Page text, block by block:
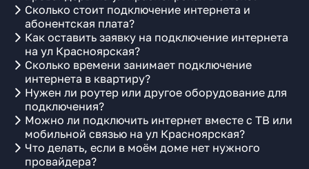
Сколько стоит подключение интернета и
абонентская плата?
Как оставить заявку на подключение интернета
на ул Красноярская?
Сколько времени занимает подключение
интернета в квартиру?
Нужен ли роутер или другое оборудование для
подключения?
Можно ли подключить интернет вместе с ТВ или
мобильной связью на ул Красноярская?
Что делать, если в моём доме нет нужного
провайдера?